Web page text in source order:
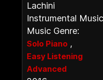
Lachini
Instrumental Music
Music Genre:
Solo Piano ,
Easy Listening
Advanced